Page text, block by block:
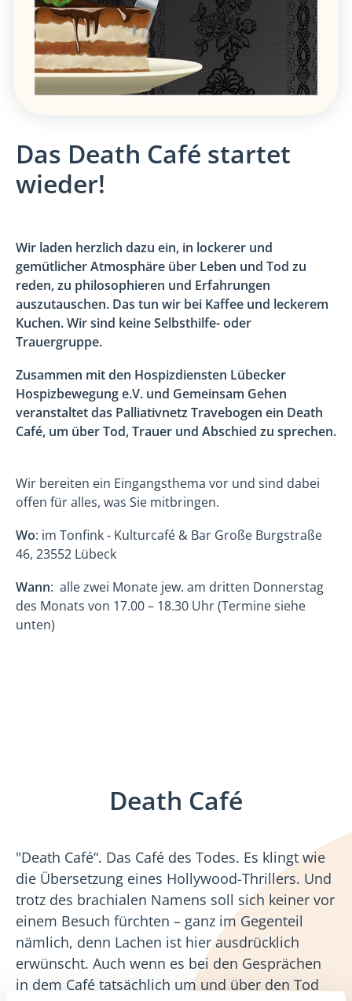
Das Death Café startet
wieder!
Wir laden herzlich dazu ein, in lockerer und
gemütlicher Atmosphäre über Leben und Tod zu
reden, zu philosophieren und Erfahrungen
auszutauschen. Das tun wir bei Kaffee und leckerem
Kuchen. Wir sind keine Selbsthilfe- oder
Trauergruppe.
Zusammen mit den Hospizdiensten Lübecker
Hospizbewegung e.V. und Gemeinsam Gehen
veranstaltet das Palliativnetz Travebogen ein Death
Café, um über Tod, Trauer und Abschied zu sprechen.
Wir bereiten ein Eingangsthema vor und sind dabei
offen für alles, was Sie mitbringen.
Wo: im Tonfink - Kulturcafé & Bar Große Burgstraße
46, 23552 Lübeck
Wann: alle zwei Monate jew. am dritten Donnerstag
des Monats von 17.00 – 18.30 Uhr (Termine siehe
unten)
Death Café
"Death Café“. Das Café des Todes. Es klingt wie
die Übersetzung eines Hollywood-Thrillers. Und
trotz des brachialen Namens soll sich keiner vor
einem Besuch fürchten – ganz im Gegenteil
nämlich, denn Lachen ist hier ausdrücklich
erwünscht. Auch wenn es bei den Gesprächen
in dem Café tatsächlich um und über den Tod